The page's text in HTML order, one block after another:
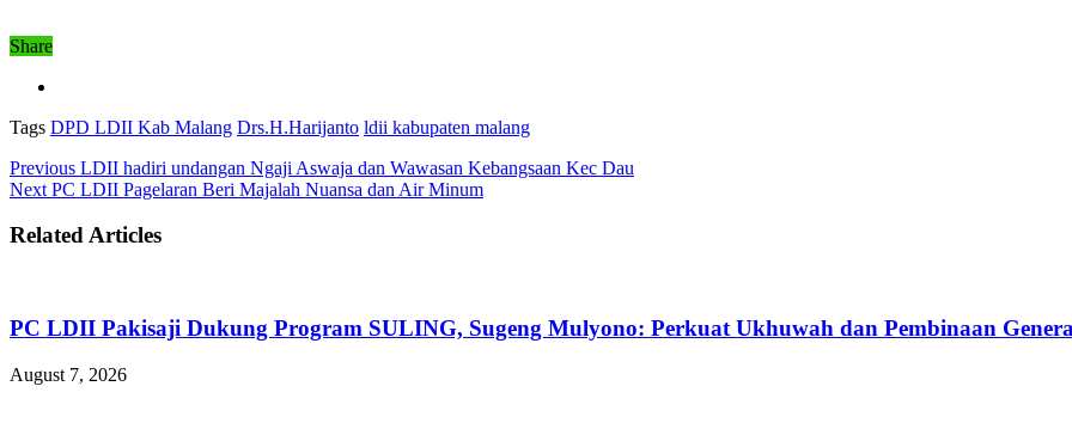
Share
Tags DPD LDII Kab Malang Drs.H.Harijanto ldii kabupaten malang
Previous LDII hadiri undangan Ngaji Aswaja dan Wawasan Kebangsaan Kec Dau
Next PC LDII Pagelaran Beri Majalah Nuansa dan Air Minum
Related Articles
PC LDII Pakisaji Dukung Program SULING, Sugeng Mulyono: Perkuat Ukhuwah dan Pembinaan
August 7, 2026